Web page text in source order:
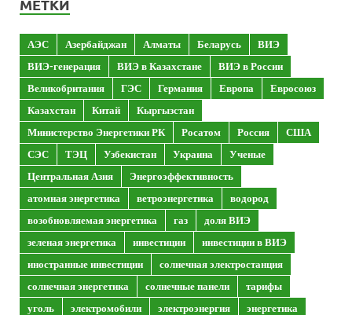
МЕТКИ
АЭС Азербайджан Алматы Беларусь
ВИЭ
ВИЭ-генерация
ВИЭ в Казахстане
ВИЭ в России
Великобритания
ГЭС Германия Европа
Евросоюз
Казахстан
Китай
Кыргызстан
Министерство Энергетики РК
Росатом Россия
США
СЭС
ТЭЦ Узбекистан Украина
Ученые
Центральная Азия
Энергоэффективность
атомная энергетика
ветроэнергетика
водород
возобновляемая энергетика
газ
доля ВИЭ
зеленая энергетика
инвестиции
инвестиции в ВИЭ
иностранные инвестиции
солнечная электростанция
солнечная энергетика
солнечные панели
тарифы
уголь
электромобили электроэнергия энергетика